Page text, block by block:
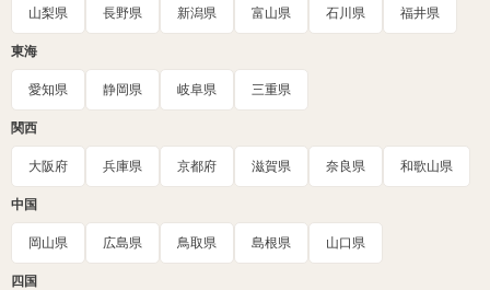
山梨県 長野県 新潟県 富山県 石川県 福井県
東海
愛知県 静岡県 岐阜県 三重県
関西
大阪府 兵庫県 京都府 滋賀県 奈良県 和歌山県
中国
岡山県 広島県 鳥取県 島根県 山口県
四国